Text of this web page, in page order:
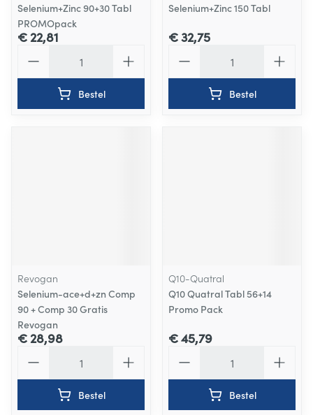
Selenium+Zinc 90+30 Tabl
PROMOpack
€ 22,81
Bestel
Selenium+Zinc 150 Tabl
€ 32,75
Bestel
Revogan
Selenium-ace+d+zn Comp
90 + Comp 30 Gratis
Revogan
€ 28,98
Bestel
Q10-Quatral
Q10 Quatral Tabl 56+14
Promo Pack
€ 45,79
Bestel